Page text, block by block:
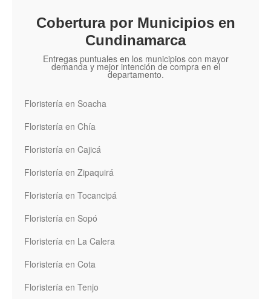
Cobertura por Municipios en
Cundinamarca
Entregas puntuales en los municipios con mayor
demanda y mejor intención de compra en el
departamento.
Floristería en Soacha
Floristería en Chía
Floristería en Cajicá
Floristería en Zipaquirá
Floristería en Tocancipá
Floristería en Sopó
Floristería en La Calera
Floristería en Cota
Floristería en Tenjo